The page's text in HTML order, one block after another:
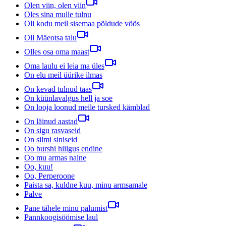
Olen viin, olen viin
Oles sina mulle tulnu
Oli kodu meil sisemaa põldude vöös
Oll Mäeotsa talu
Olles osa oma maast
Oma laulu ei leia ma üles
On elu meil üürike ilmas
On kevad tulnud taas
On küünlavalgus hell ja soe
On looja loonud meile tursked kämblad
On läinud aastad
On sigu rasvaseid
On silmi siniseid
Oo burshi hiilgus endine
Oo mu armas naine
Oo, kuu!
Oo, Perperoone
Paista sa, kuldne kuu, minu armsamale
Palve
Pane tähele minu palumist
Pannkoogisöömise laul